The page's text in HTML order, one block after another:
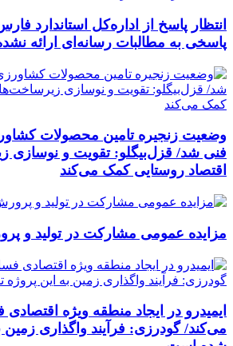
انتظار پاسخ از اداره‌کل استاندارد
پاسخی به مطالبات رسانه‌ای ارائه
وضعیت زنجیره تامین محصولات
فنی شد/ قزل‌بیگلو: تقویت و نوسازی
اقتصاد روستایی کمک می‌کند
مزایده عمومی مشارکت در تولید و
ایمیدرو در ایجاد منطقه ویژه
می‌کند/ گودرزی: فرآیند واگذاری زمین